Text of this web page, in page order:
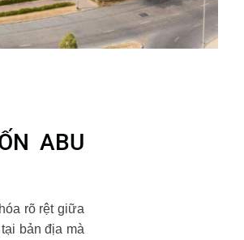
ABU
rõ rệt giữa
bản địa mà